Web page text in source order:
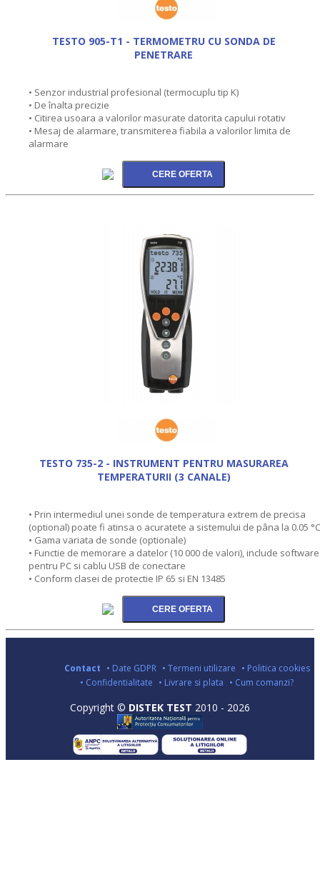
TESTO 905-T1 - TERMOMETRU CU SONDA DE
PENETRARE
• Senzor industrial profesional (termocuplu tip K)
• De înalta precizie
• Citirea usoara a valorilor masurate datorita capului rotativ
• Mesaj de alarmare, transmiterea fiabila a valorilor limita de
alarmare
TESTO 735-2 - INSTRUMENT PENTRU MASURAREA
TEMPERATURII (3 CANALE)
• Prin intermediul unei sonde de temperatura extrem de precisa
(optional) poate fi atinsa o acuratete a sistemului de pâna la 0.05 °C
• Gama variata de sonde (optionale)
• Functie de memorare a datelor (10 000 de valori), include software
pentru PC si cablu USB de conectare
• Conform clasei de protectie IP 65 si EN 13485
Contact • Date GDPR • Termeni utilizare • Politica cookies
• Confidentialitate • Livrare si plata • Cum comanzi?
Copyright © DISTEK TEST 2010 - 2026